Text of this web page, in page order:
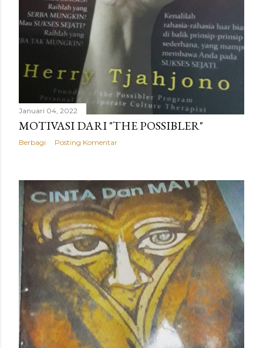
Januari 04, 2022
MOTIVASI DARI "THE POSSIBLER"
Berbagi Posting Komentar